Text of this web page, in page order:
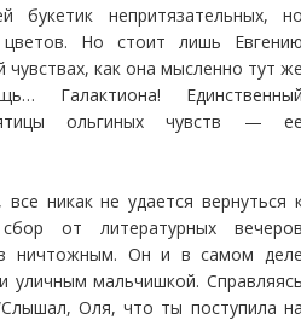
непритязательных,
Но стоит лишь
чувствах, как она мысленно тут
Галактиона!
ольгиных чувств —
никак не удается вернуться
от литературных
ничтожным. Он и в самом
уличным мальчишкой.
Оля, что ты поступила